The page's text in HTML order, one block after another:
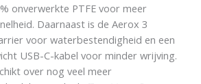
onverwerkte PTFE voor meer
Daarnaast is de Aerox 3
voor waterbestendigheid en een
USB-C-kabel voor minder wrijving.
over nog veel meer